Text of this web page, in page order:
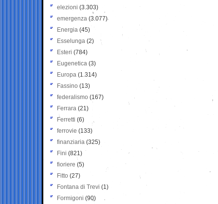
elezioni (3.303)
emergenza (3.077)
Energia (45)
Esselunga (2)
Esteri (784)
Eugenetica (3)
Europa (1.314)
Fassino (13)
federalismo (167)
Ferrara (21)
Ferretti (6)
ferrovie (133)
finanziaria (325)
Fini (821)
fioriere (5)
Fitto (27)
Fontana di Trevi (1)
Formigoni (90)